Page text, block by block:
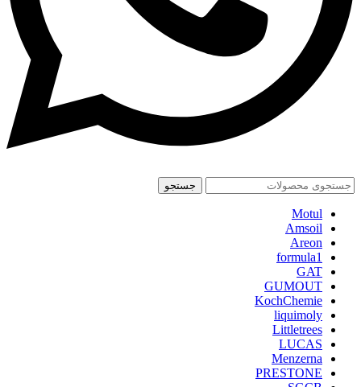
جستجو
Motul
Amsoil
Areon
formula1
GAT
GUMOUT
KochChemie
liquimoly
Littletrees
LUCAS
Menzerna
PRESTONE